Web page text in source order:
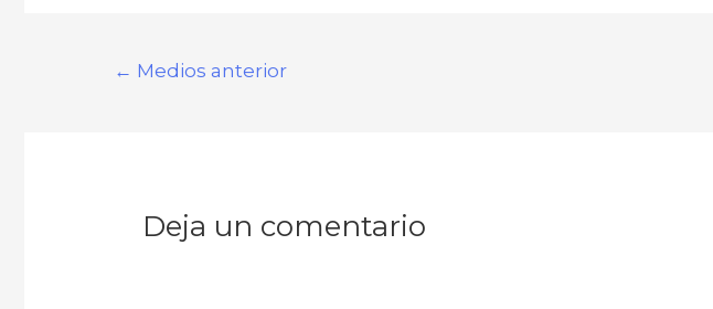
← Medios anterior
Deja un comentario